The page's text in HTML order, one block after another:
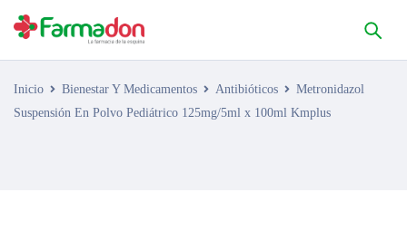
Inicio Bienestar Y Medicamentos Antibióticos
Metronidazol
Suspensión En Polvo Pediátrico 125mg/5ml x 100ml Kmplus